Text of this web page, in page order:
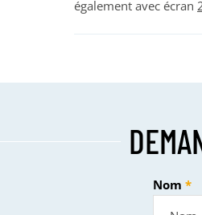
également avec écran
Nom